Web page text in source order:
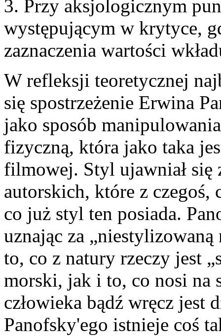
3. Przy aksjologicznym
występującym w krytyce,
zaznaczenia wartości
W refleksji teoretycznej
się spostrzeżenie Erwina
jako sposób
fizyczną, która jako taka
filmowej. Styl ujawniał się
autorskich, które z
co już styl ten posiada.
uznając za
to, co z natury rzeczy jest
morski, jak i to, co nosi na
człowieka bądź wręcz jest
Panofsky'ego istnieje coś